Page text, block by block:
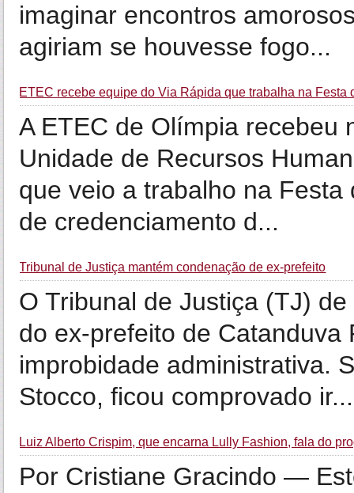
imaginar encontros
agiriam se houvesse fogo...
ETEC recebe equipe do Via Rápida que trabalha na Festa
A ETEC de Olímpia recebeu
Unidade de Recursos
que veio a trabalho na
de credenciamento d...
Tribunal de Justiça mantém condenação de ex-prefeito
O Tribunal de Justiça (TJ)
do ex-prefeito de
improbidade administrativa.
Stocco, ficou comprovado ir...
Luiz Alberto Crispim, que encarna Lully Fashion, fala do
Por Cristiane Gracindo —